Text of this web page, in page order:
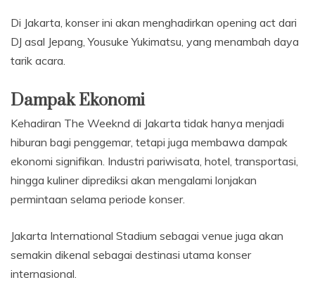
Di Jakarta, konser ini akan menghadirkan opening act dari
DJ asal Jepang, Yousuke Yukimatsu, yang menambah daya
tarik acara.
Dampak Ekonomi
Kehadiran The Weeknd di Jakarta tidak hanya menjadi
hiburan bagi penggemar, tetapi juga membawa dampak
ekonomi signifikan. Industri pariwisata, hotel, transportasi,
hingga kuliner diprediksi akan mengalami lonjakan
permintaan selama periode konser.
Jakarta International Stadium sebagai venue juga akan
semakin dikenal sebagai destinasi utama konser
internasional.